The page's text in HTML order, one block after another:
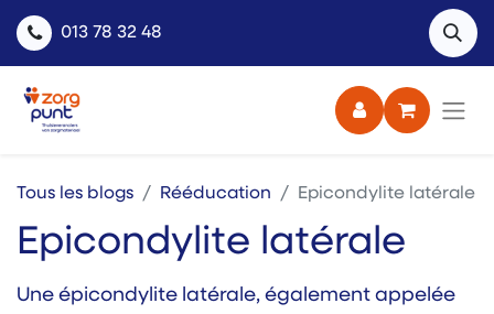
013 78 32 48
Tous les blogs Rééducation Epicondylite latérale
Epicondylite latérale
Une épicondylite latérale, également appelée